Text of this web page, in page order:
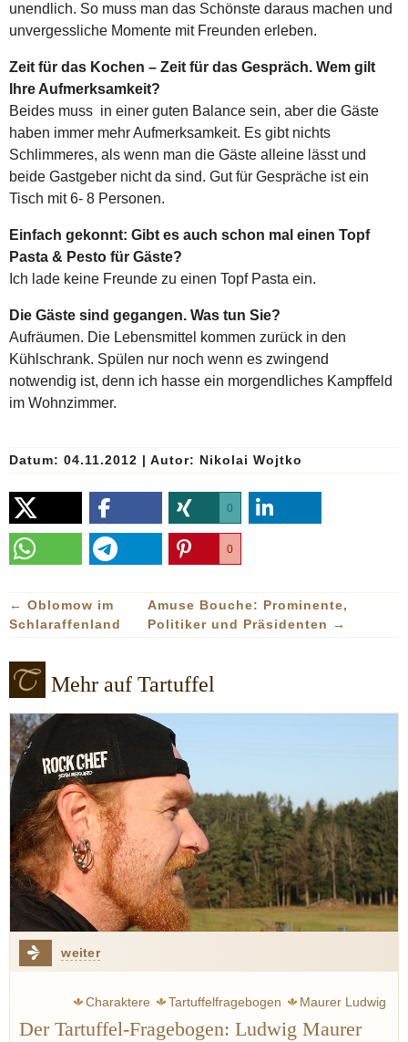
unendlich. So muss man das Schönste daraus machen und
unvergessliche Momente mit Freunden erleben.
Zeit für das Kochen – Zeit für das Gespräch. Wem gilt
Ihre Aufmerksamkeit?
Beides muss in einer guten Balance sein, aber die Gäste
haben immer mehr Aufmerksamkeit. Es gibt nichts
Schlimmeres, als wenn man die Gäste alleine lässt und
beide Gastgeber nicht da sind. Gut für Gespräche ist ein
Tisch mit 6- 8 Personen.
Einfach gekonnt: Gibt es auch schon mal einen Topf
Pasta & Pesto für Gäste?
Ich lade keine Freunde zu einen Topf Pasta ein.
Die Gäste sind gegangen. Was tun Sie?
Aufräumen. Die Lebensmittel kommen zurück in den
Kühlschrank. Spülen nur noch wenn es zwingend
notwendig ist, denn ich hasse ein morgendliches Kampffeld
im Wohnzimmer.
Datum: 04.11.2012 | Autor: Nikolai Wojtko
0
0
← Oblomow im
Schlaraffenland
Amuse Bouche: Prominente,
Politiker und Präsidenten →
Mehr auf Tartuffel
weiter
Charaktere Tartuffelfragebogen
Maurer Ludwig
Champagner
Der Tartuffel-Fragebogen: Ludwig Maurer